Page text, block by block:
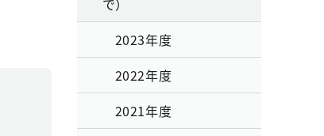
で）
2023年度
2022年度
2021年度